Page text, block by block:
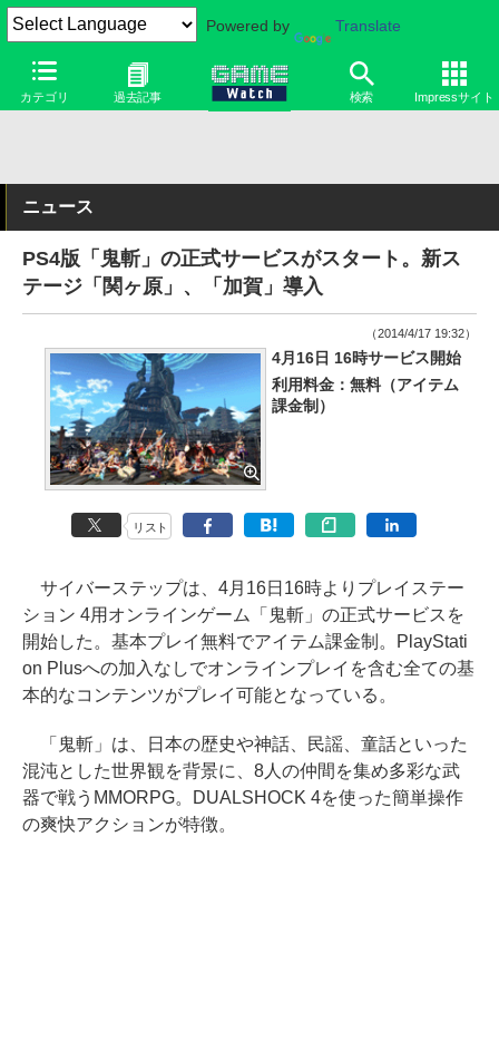
Powered by Translate
カテゴリ 過去記事 検索 Impressサイト
ニュース
PS4版「鬼斬」の正式サービスがスタート。新ス
テージ「関ヶ原」、「加賀」導入
（2014/4/17 19:32）
4月16日 16時サービス開始
利用料金：無料（アイテム
課金制）
リスト
サイバーステップは、4月16日16時よりプレイステー
ション 4用オンラインゲーム「鬼斬」の正式サービスを
開始した。基本プレイ無料でアイテム課金制。PlayStati
on Plusへの加入なしでオンラインプレイを含む全ての基
本的なコンテンツがプレイ可能となっている。
「鬼斬」は、日本の歴史や神話、民謡、童話といった
混沌とした世界観を背景に、8人の仲間を集め多彩な武
器で戦うMMORPG。DUALSHOCK 4を使った簡単操作
の爽快アクションが特徴。